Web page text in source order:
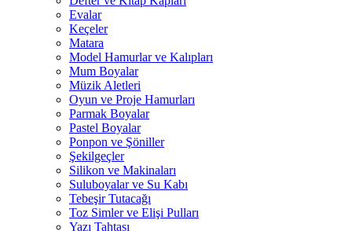
Evalar
Keçeler
Matara
Model Hamurlar ve Kalıpları
Mum Boyalar
Müzik Aletleri
Oyun ve Proje Hamurları
Parmak Boyalar
Pastel Boyalar
Ponpon ve Şöniller
Şekilgeçler
Silikon ve Makinaları
Suluboyalar ve Su Kabı
Tebeşir Tutacağı
Toz Simler ve Elişi Pulları
Yazı Tahtası